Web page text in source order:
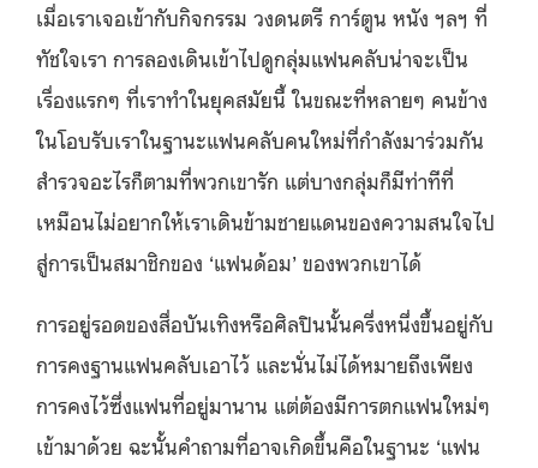
เมื่อเราเจอเข้ากับกิจกรรม วงดนตรี การ์ตูน หนัง ฯลฯ ที่
ทัชใจเรา การลองเดินเข้าไปดูกลุ่มแฟนคลับน่าจะเป็น
เรื่องแรกๆ ที่เราทำในยุคสมัยนี้ ในขณะที่หลายๆ คนข้าง
ในโอบรับเราในฐานะแฟนคลับคนใหม่ที่กำลังมาร่วมกัน
สำรวจอะไรก็ตามที่พวกเขารัก แต่บางกลุ่มก็มีท่าทีที่
เหมือนไม่อยากให้เราเดินข้ามชายแดนของความสนใจไป
สู่การเป็นสมาชิกของ ‘แฟนด้อม’ ของพวกเขาได้
การอยู่รอดของสื่อบันเทิงหรือศิลปินนั้นครึ่งหนึ่งขึ้นอยู่กับ
การคงฐานแฟนคลับเอาไว้ และนั่นไม่ได้หมายถึงเพียง
การคงไว้ซึ่งแฟนที่อยู่มานาน แต่ต้องมีการตกแฟนใหม่ๆ
เข้ามาด้วย ฉะนั้นคำถามที่อาจเกิดขึ้นคือในฐานะ ‘แฟน